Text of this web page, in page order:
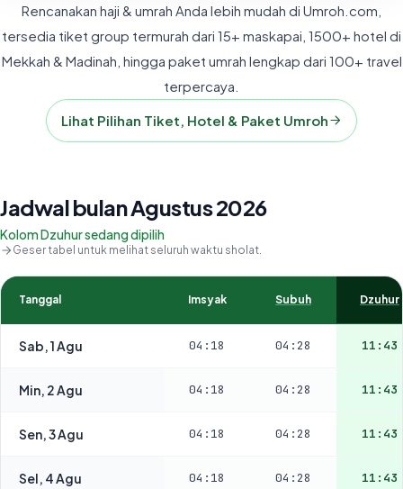
Rencanakan haji & umrah Anda lebih mudah di Umroh.com,
tersedia tiket group termurah dari 15+ maskapai, 1500+ hotel di
Mekkah & Madinah, hingga paket umrah lengkap dari 100+ travel
terpercaya.
Lihat Pilihan Tiket, Hotel & Paket Umroh
Jadwal bulan Agustus 2026
Kolom Dzuhur sedang dipilih
Geser tabel untuk melihat seluruh waktu sholat.
Tanggal Imsyak Subuh Dzuhur
Sab, 1 Agu 04:18 04:28 11:43
Min, 2 Agu 04:18 04:28 11:43
Sen, 3 Agu 04:18 04:28 11:43
Sel, 4 Agu 04:18 04:28 11:43